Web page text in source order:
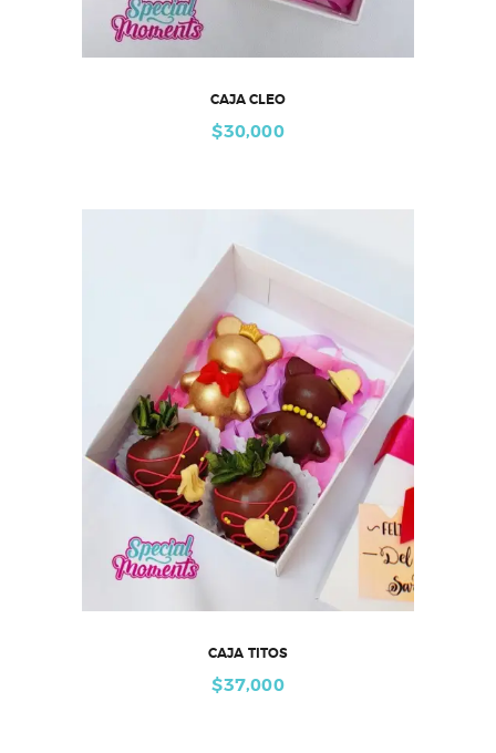
CAJA CLEO
$30,000
CAJA TITOS
$37,000